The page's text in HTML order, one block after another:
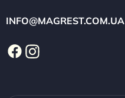
INFO@MAGREST.COM.UA